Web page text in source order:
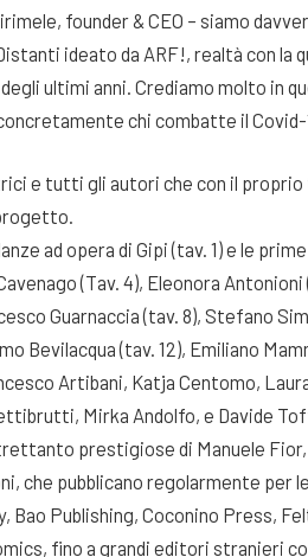
founder & CEO – siamo
ideato da ARF!, realtà con la
ultimi anni. Crediamo molto in
chi combatte il Covid-
e tutti gli autori che con il
ad opera di Gipi (tav. 1) e le
(Tav. 4), Eleonora
Guarnaccia (tav. 8), Stefano
Bevilacqua (tav. 12), Emiliano
Artibani, Katja Centomo,
Mirka Andolfo, e Davide
prestigiose di Manuele Fior,
che pubblicano regolarmente per
Bao Publishing, Coconino Press,
fino a grandi editori stranieri